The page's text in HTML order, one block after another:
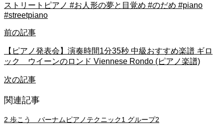
ストリートピアノ #お人形の夢と目覚め #のだめ #piano
#streetpiano
前の記事
【ピアノ発表会】演奏時間1分35秒 中級おすすめ楽譜 ギロ
ック ウイーンのロンド Viennese Rondo (ピアノ楽譜)
次の記事
関連記事
2.歩こう バーナムピアノテクニック1 グループ2